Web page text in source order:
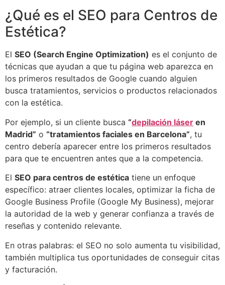
¿Qué es el SEO para Centros de
Estética?
El SEO (Search Engine Optimization) es el conjunto de
técnicas que ayudan a que tu página web aparezca en
los primeros resultados de Google cuando alguien
busca tratamientos, servicios o productos relacionados
con la estética.
Por ejemplo, si un cliente busca “depilación láser en
Madrid” o “tratamientos faciales en Barcelona”, tu
centro debería aparecer entre los primeros resultados
para que te encuentren antes que a la competencia.
El SEO para centros de estética tiene un enfoque
específico: atraer clientes locales, optimizar la ficha de
Google Business Profile (Google My Business), mejorar
la autoridad de la web y generar confianza a través de
reseñas y contenido relevante.
En otras palabras: el SEO no solo aumenta tu visibilidad,
también multiplica tus oportunidades de conseguir citas
y facturación.